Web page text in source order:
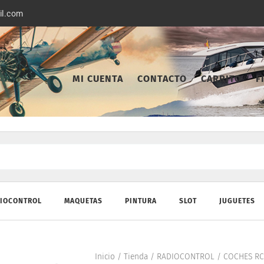
MI CUENTA CONTACTO CARRITO
MAQUETAS PINTURA SLOT JUGUETES
Inicio / Tienda/ RADIOCONTROL/ COCHES RC